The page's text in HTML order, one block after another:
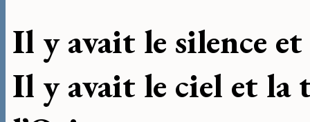
Il y avait le silence
Il y avait le ciel et la